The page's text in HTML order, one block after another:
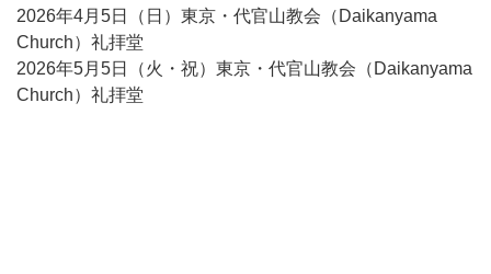
2026年4月5日（日）東京・代官山教会（Daikanyama
Church）礼拝堂
2026年5月5日（火・祝）東京・代官山教会（Daikanyama
Church）礼拝堂